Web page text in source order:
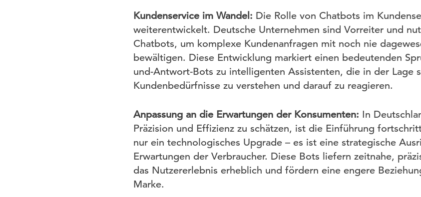
Kundenservice im Wandel: Die Rolle von Chatbots im
weiterentwickelt. Deutsche Unternehmen sind Vorreiter und
Chatbots, um komplexe Kundenanfragen mit noch nie
bewältigen. Diese Entwicklung markiert einen bedeutenden
und-Antwort-Bots zu intelligenten Assistenten, die in der Lage
Kundenbedürfnisse zu verstehen und darauf zu reagieren.
Anpassung an die Erwartungen der Konsumenten: In
Präzision und Effizienz zu schätzen, ist die Einführung
nur ein technologisches Upgrade – es ist eine strategische
Erwartungen der Verbraucher. Diese Bots liefern zeitnahe,
das Nutzererlebnis erheblich und fördern eine engere
Marke.